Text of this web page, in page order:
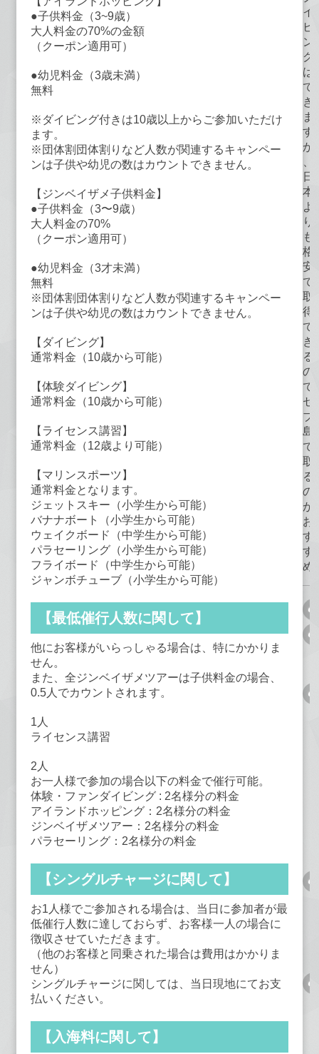
●子供料金（3~9歳）
大人料金の70%の金額
（クーポン適用可）
●幼児料金（3歳未満）
無料
※ダイビング付きは10歳以上からご参加いただけ
ます。
※団体割団体割りなど人数が関連するキャンペー
ンは子供や幼児の数はカウントできません。
【ジンベイザメ子供料金】
●子供料金（3〜9歳）
大人料金の70%
（クーポン適用可）
●幼児料金（3才未満）
無料
※団体割団体割りなど人数が関連するキャンペー
ンは子供や幼児の数はカウントできません。
【ダイビング】
通常料金（10歳から可能）
【体験ダイビング】
通常料金（10歳から可能）
【ライセンス講習】
通常料金（12歳より可能）
【マリンスポーツ】
通常料金となります。
ジェットスキー（小学生から可能）
バナナボート（小学生から可能）
ウェイクボード（中学生から可能）
パラセーリング（小学生から可能）
フライボード（中学生から可能）
ジャンボチューブ（小学生から可能）
【最低催行人数に関して】
他にお客様がいらっしゃる場合は、特にかかりま
せん。
また、全ジンベイザメツアーは子供料金の場合、
0.5人でカウントされます。
1人
ライセンス講習
2人
お一人様で参加の場合以下の料金で催行可能。
体験・ファンダイビング : 2名様分の料金
アイランドホッピング：2名様分の料金
ジンベイザメツアー：2名様分の料金
パラセーリング：2名様分の料金
【シングルチャージに関して】
お1人様でご参加される場合は、当日に参加者が最
低催行人数に達しておらず、お客様一人の場合に
徴収させていただきます。
（他のお客様と同乗された場合は費用はかかりま
せん）
シングルチャージに関しては、当日現地にてお支
払いください。
【入海料に関して】
イ
ビ
ン
グ
は
で
き
ま
す
が
日
本
よ
り
も
格
安
で
取
得
で
き
る
の
で
セ
ブ
島
で
取
る
の
が
お
す
す
め